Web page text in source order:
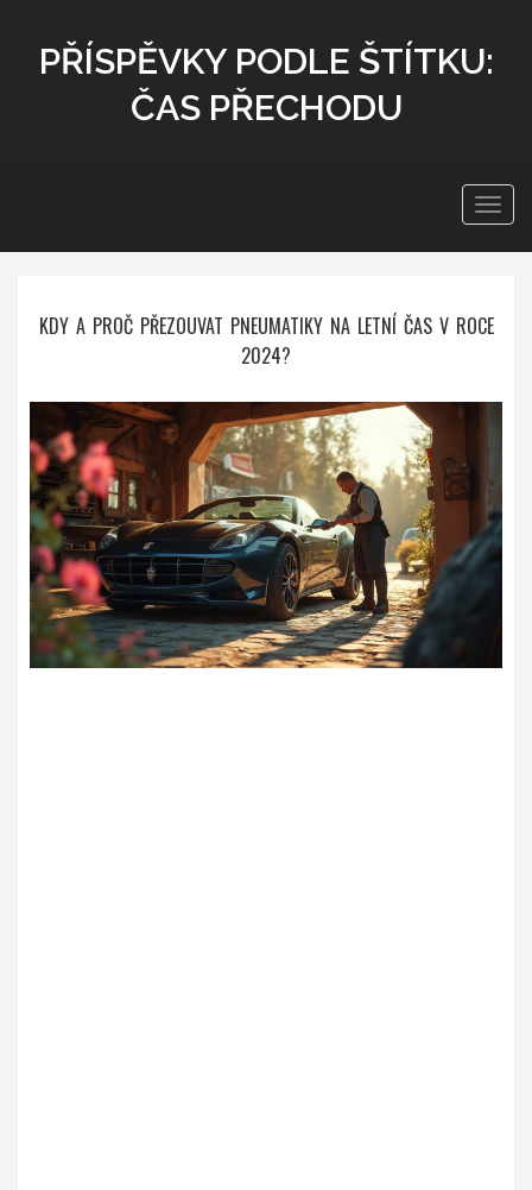
PŘÍSPĚVKY PODLE ŠTÍTKU:
ČAS PŘECHODU
KDY A PROČ PŘEZOUVAT PNEUMATIKY NA LETNÍ ČAS V ROCE
2024?